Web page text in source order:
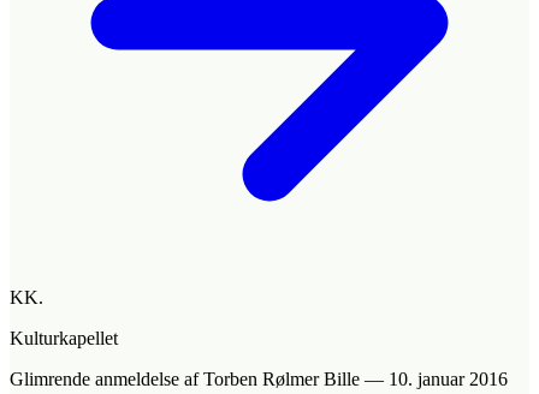
KK.
Kulturkapellet
Glimrende anmeldelse af Torben Rølmer Bille — 10. januar 2016